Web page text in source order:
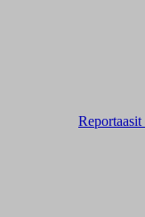
Reportaasit